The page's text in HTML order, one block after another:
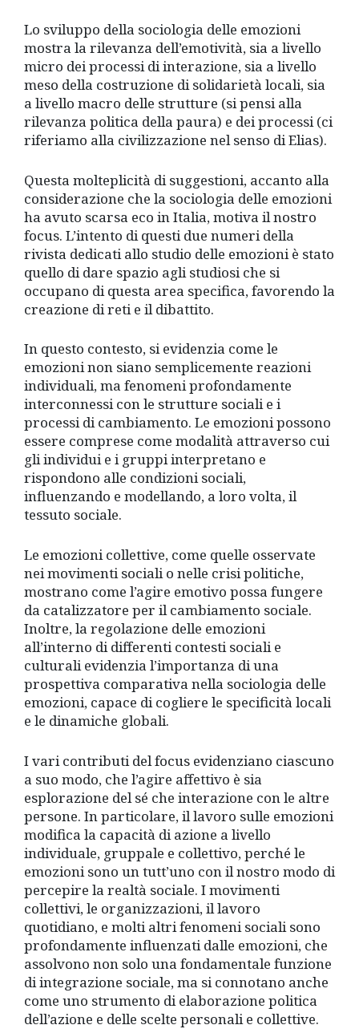
Lo sviluppo della sociologia delle emozioni
mostra la rilevanza dell’emotività, sia a livello
micro dei processi di interazione, sia a livello
meso della costruzione di solidarietà locali, sia
a livello macro delle strutture (si pensi alla
rilevanza politica della paura) e dei processi (ci
riferiamo alla civilizzazione nel senso di Elias).
Questa molteplicità di suggestioni, accanto alla
considerazione che la sociologia delle emozioni
ha avuto scarsa eco in Italia, motiva il nostro
focus. L’intento di questi due numeri della
rivista dedicati allo studio delle emozioni è stato
quello di dare spazio agli studiosi che si
occupano di questa area specifica, favorendo la
creazione di reti e il dibattito.
In questo contesto, si evidenzia come le
emozioni non siano semplicemente reazioni
individuali, ma fenomeni profondamente
interconnessi con le strutture sociali e i
processi di cambiamento. Le emozioni possono
essere comprese come modalità attraverso cui
gli individui e i gruppi interpretano e
rispondono alle condizioni sociali,
influenzando e modellando, a loro volta, il
tessuto sociale.
Le emozioni collettive, come quelle osservate
nei movimenti sociali o nelle crisi politiche,
mostrano come l’agire emotivo possa fungere
da catalizzatore per il cambiamento sociale.
Inoltre, la regolazione delle emozioni
all’interno di differenti contesti sociali e
culturali evidenzia l’importanza di una
prospettiva comparativa nella sociologia delle
emozioni, capace di cogliere le specificità locali
e le dinamiche globali.
I vari contributi del focus evidenziano ciascuno
a suo modo, che l’agire affettivo è sia
esplorazione del sé che interazione con le altre
persone. In particolare, il lavoro sulle emozioni
modifica la capacità di azione a livello
individuale, gruppale e collettivo, perché le
emozioni sono un tutt’uno con il nostro modo di
percepire la realtà sociale. I movimenti
collettivi, le organizzazioni, il lavoro
quotidiano, e molti altri fenomeni sociali sono
profondamente influenzati dalle emozioni, che
assolvono non solo una fondamentale funzione
di integrazione sociale, ma si connotano anche
come uno strumento di elaborazione politica
dell’azione e delle scelte personali e collettive.